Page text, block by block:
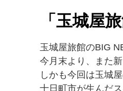
「玉城屋
玉城屋旅館のBIG
今月末より、また
しかも今回は玉城
十日町市が生んだ